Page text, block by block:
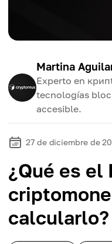
Martina
Experto en
tecnologías
accesible.
27 de diciembre de
¿Qué es el
calcularlo?